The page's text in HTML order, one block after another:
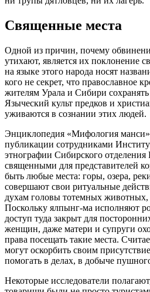
Священные места
Одной из причин, почему
утихают, является их поклонение
на языке этого народа носят
кого не секрет, что православное
жителям Урала и Сибири
Языческий культ предков и
уживаются в сознании этих людей.
Энциклопедия «Мифология
публикации сотрудниками
этнографии Сибирского отделения
священными для представителей
быть любые места: горы, озера,
совершают свои ритуальные
духам головы тотемных животных,
Поскольку ялпынг-ма исполняют
доступ туда закрыт для
женщин, даже матери и супруги
права посещать такие места.
могут оскорбить своим
помогать в делах, в добыче
Некоторые исследователи